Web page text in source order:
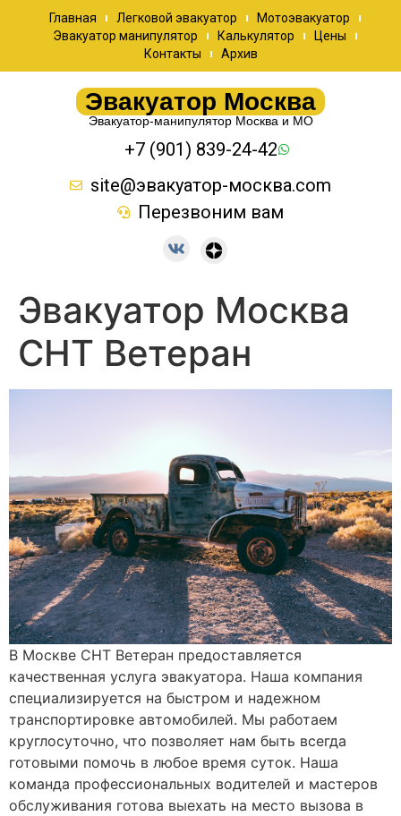
Главная Легковой эвакуатор
Мотоэвакуатор
Эвакуатор манипулятор
Калькулятор
Цены
Контакты
Архив
Эвакуатор Москва
Эвакуатор-манипулятор Москва и МО
+7 (901) 839-24-42
site@эвакуатор-москва.com
Перезвоним вам
Эвакуатор Москва
СНТ Ветеран
В Москве СНТ Ветеран предоставляется
качественная услуга эвакуатора. Наша компания
специализируется на быстром и надежном
транспортировке автомобилей. Мы работаем
круглосуточно, что позволяет нам быть всегда
готовыми помочь в любое время суток. Наша
команда профессиональных водителей и мастеров
обслуживания готова выехать на место вызова в